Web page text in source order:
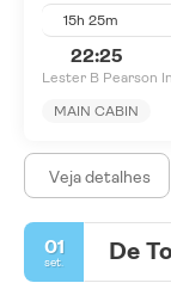
15h 25m
22:25
Lester B Pearson
MAIN CABIN
Veja detalhes
01
set. De